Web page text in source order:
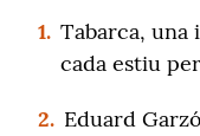
1. Tabarca, una
cada estiu
2. Eduard